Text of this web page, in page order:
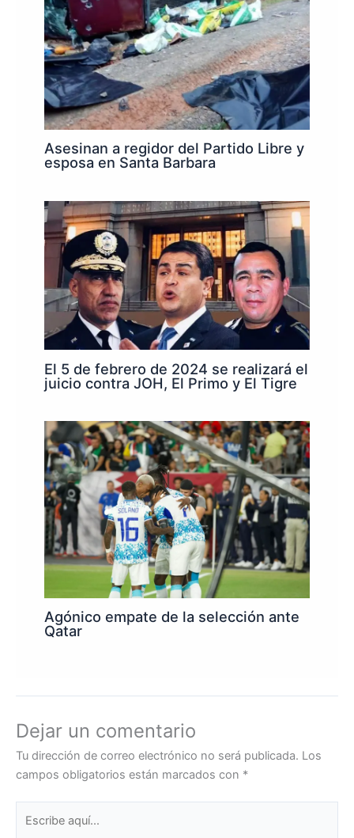
Asesinan a regidor del Partido Libre y
esposa en Santa Barbara
El 5 de febrero de 2024 se realizará el
juicio contra JOH, El Primo y El Tigre
Agónico empate de la selección ante
Qatar
Dejar un comentario
Tu dirección de correo electrónico no será publicada. Los
campos obligatorios están marcados con *
aquí...